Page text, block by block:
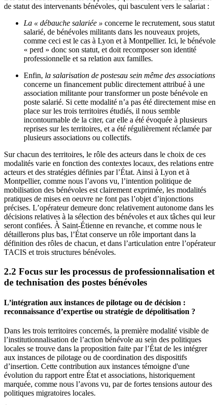
de statut des intervenants bénévoles, qui basculent vers le salariat :
La « débauche salariée » concerne le recrutement, sous statut
salarié, de bénévoles militants dans les nouveaux projets,
comme ceci est le cas à Lyon et à Montpellier. Ici, le bénévole
« perd » donc son statut, et doit recomposer son identité
professionnelle et sa relation aux familles.
Enfin, la salarisation de postesau sein même des associations
concerne un financement public directement attribué à une
association militante pour transformer un poste bénévole en
poste salarié. Si cette modalité n’a pas été directement mise en
place sur les trois territoires étudiés, il nous semble
incontournable de la citer, car elle a été évoquée à plusieurs
reprises sur les territoires, et a été régulièrement réclamée par
plusieurs associations ou collectifs.
Sur chacun des territoires, le rôle des acteurs dans le choix de ces
modalités varie en fonction des contextes locaux, des relations entre
acteurs et des stratégies définies par l’État. Ainsi à Lyon et à
Montpellier, comme nous l’avons vu, l’intention politique de
mobilisation des bénévoles est clairement exprimée, les modalités
pratiques de mises en oeuvre ne font pas l’objet d’injonctions
précises. L’opérateur demeure donc relativement autonome dans les
décisions relatives à la sélection des bénévoles et aux tâches qui leur
seront confiées. À Saint-Étienne en revanche, et comme nous le
détaillerons plus bas, l’État conserve un rôle important dans la
définition des rôles de chacun, et dans l’articulation entre l’opérateur
TACIS et trois structures bénévoles.
2.2 Focus sur les processus de professionnalisation et
de technisation des postes bénévoles
L’intégration aux instances de pilotage ou de décision :
reconnaissance d’expertise ou stratégie de dépolitisation ?
Dans les trois territoires concernés, la première modalité visible de
l’institutionnalisation de l’action bénévole au sein des politiques
locales se trouve dans la proposition faite par l’État de les intégrer
aux instances de pilotage ou de coordination des dispositifs
d’insertion. Cette contribution aux instances témoigne d'une
évolution du rapport entre État et associations, historiquement
marquée, comme nous l’avons vu, par de fortes tensions autour des
politiques migratoires locales.